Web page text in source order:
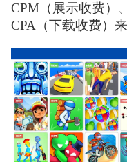
CPM（展示收费）
CPA（下载收费）来